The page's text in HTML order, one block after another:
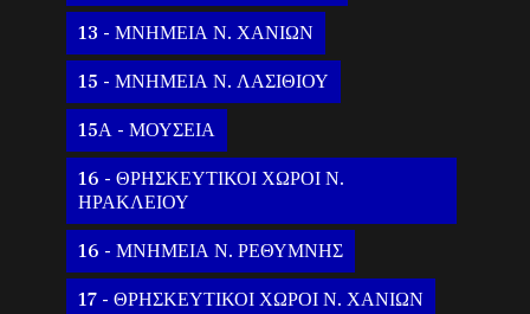
13 - ΜΝΗΜΕΙΑ Ν. ΧΑΝΙΩΝ
15 - ΜΝΗΜΕΙΑ Ν. ΛΑΣΙΘΙΟΥ
15Α - ΜΟΥΣΕΙΑ
16 - ΘΡΗΣΚΕΥΤΙΚΟΙ ΧΩΡΟΙ Ν.
ΗΡΑΚΛΕΙΟΥ
16 - ΜΝΗΜΕΙΑ Ν. ΡΕΘΥΜΝΗΣ
17 - ΘΡΗΣΚΕΥΤΙΚΟΙ ΧΩΡΟΙ Ν. ΧΑΝΙΩΝ